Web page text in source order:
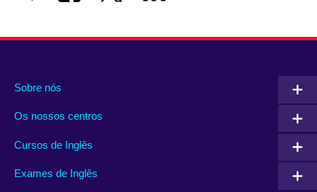
Sobre nós
Os nossos centros
Cursos de Inglês
Exames de Inglês